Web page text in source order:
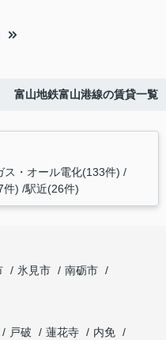
富山地鉄富山港線の賃貸一覧
ス・オール電化(133件)
件) 駅近(26件)
氷見市
南砺市
戸破 蓮花寺
内免